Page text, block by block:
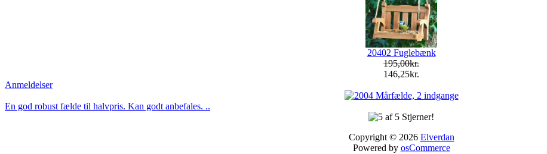
20402 Fuglebænk
195,00kr.
146,25kr.
Anmeldelser
En god robust fælde til halvpris. Kan godt anbefales. ..
Copyright © 2026 Elverdan
Powered by osCommerce